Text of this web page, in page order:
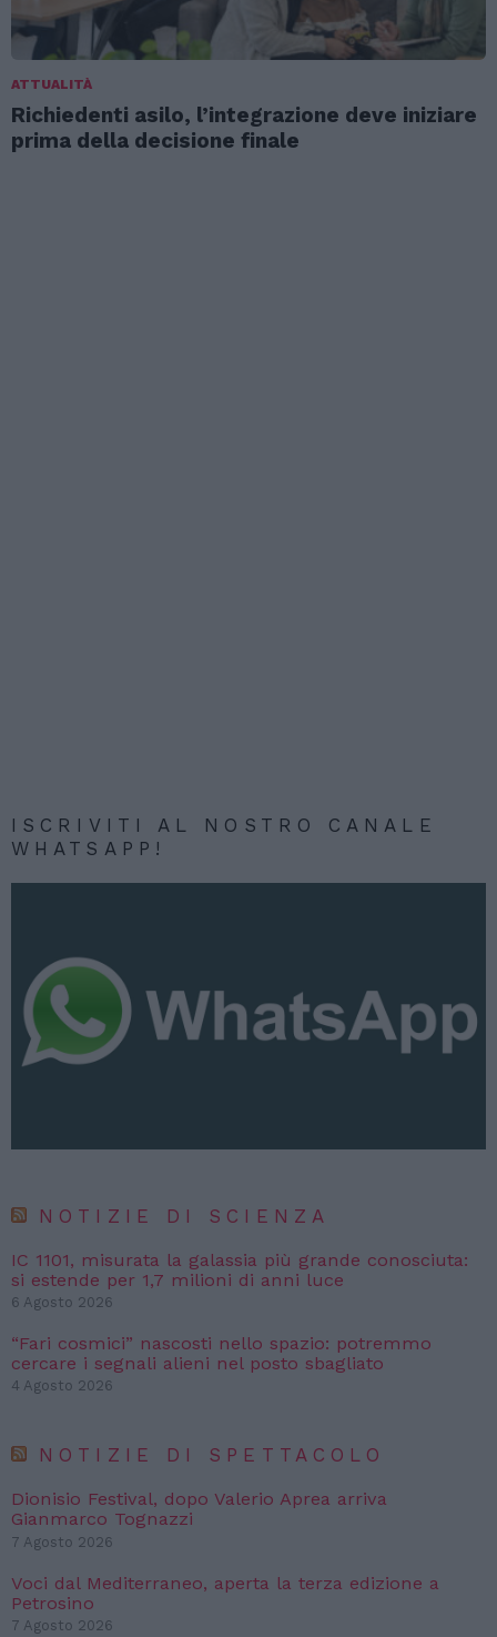
ATTUALITÀ
Richiedenti asilo, l’integrazione deve iniziare
prima della decisione finale
ISCRIVITI AL NOSTRO CANALE
WHATSAPP!
NOTIZIE DI SCIENZA
IC 1101, misurata la galassia più grande conosciuta:
si estende per 1,7 milioni di anni luce
6 Agosto 2026
“Fari cosmici” nascosti nello spazio: potremmo
cercare i segnali alieni nel posto sbagliato
4 Agosto 2026
NOTIZIE DI SPETTACOLO
Dionisio Festival, dopo Valerio Aprea arriva
Gianmarco Tognazzi
7 Agosto 2026
Voci dal Mediterraneo, aperta la terza edizione a
Petrosino
7 Agosto 2026